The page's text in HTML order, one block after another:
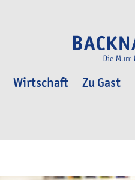
Wirtschaft Zu Gast